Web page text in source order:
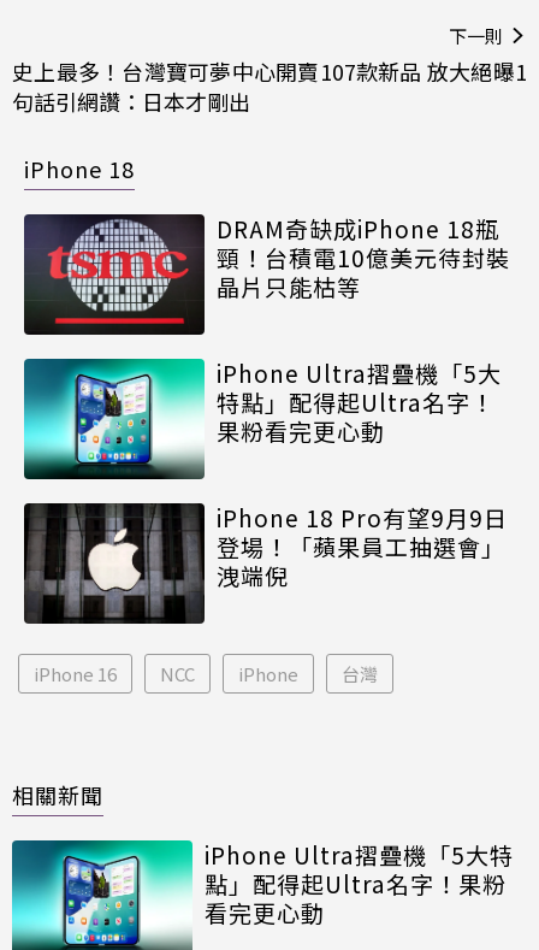
下一則
史上最多！台灣寶可夢中心開賣107款新品 放大絕曝1
句話引網讚：日本才剛出
iPhone 18
DRAM奇缺成iPhone 18瓶
頸！台積電10億美元待封裝
晶片只能枯等
iPhone Ultra摺疊機「5大
特點」配得起Ultra名字！
果粉看完更心動
iPhone 18 Pro有望9月9日
登場！「蘋果員工抽選會」
洩端倪
iPhone 16 NCC iPhone 台灣
相關新聞
iPhone Ultra摺疊機「5大特
點」配得起Ultra名字！果粉
看完更心動